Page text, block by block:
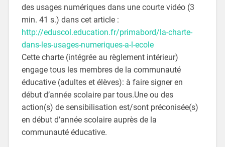
des usages numériques dans une courte vidéo (3
min. 41 s.) dans cet article :
http://eduscol.education.fr/primabord/la-charte-
dans-les-usages-numeriques-a-l-ecole
Cette charte (intégrée au règlement intérieur)
engage tous les membres de la communauté
éducative (adultes et élèves): à faire signer en
début d’année scolaire par tous.Une ou des
action(s) de sensibilisation est/sont préconisée(s)
en début d’année scolaire auprès de la
communauté éducative.